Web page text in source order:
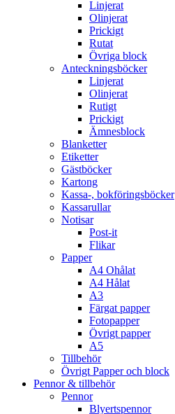
Linjerat
Olinjerat
Prickigt
Rutat
Övriga block
Anteckningsböcker
Linjerat
Olinjerat
Rutigt
Prickigt
Ämnesblock
Blanketter
Etiketter
Gästböcker
Kartong
Kassa-, bokföringsböcker
Kassarullar
Notisar
Post-it
Flikar
Papper
A4 Ohålat
A4 Hålat
A3
Färgat papper
Fotopapper
Övrigt papper
A5
Tillbehör
Övrigt Papper och block
Pennor & tillbehör
Pennor
Blyertspennor